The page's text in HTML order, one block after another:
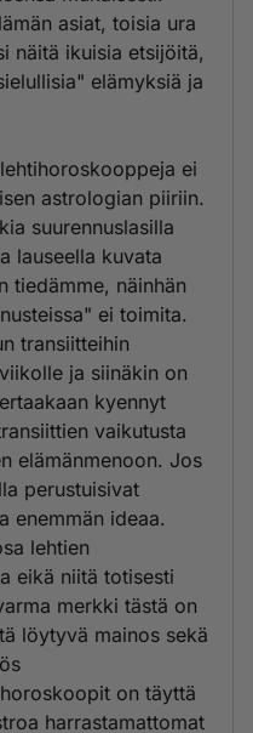
asiat, toisia ura
näitä ikuisia etsijöitä,
elämyksiä ja
ei
astrologian piiriin.
suurennuslasilla
lauseella kuvata
tiedämme, näinhän
ei toimita.
transiitteihin
ja siinäkin on
kyennyt
vaikutusta
elämänmenoon. Jos
perustuisivat
enemmän ideaa.
lehtien
eikä niitä totisesti
merkki tästä on
löytyvä mainos sekä
on täyttä
harrastamattomat